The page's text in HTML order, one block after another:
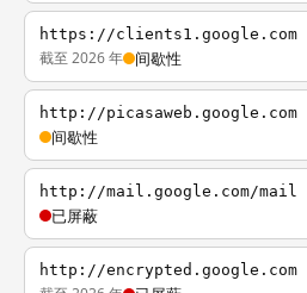
https://clients1.google.com
截至 2026 年 间歇性
http://picasaweb.google.com
间歇性
http://mail.google.com/mail
已屏蔽
http://encrypted.google.com